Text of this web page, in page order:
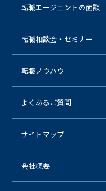
転職エージェントの面談
転職相談会・セミナー
転職ノウハウ
よくあるご質問
サイトマップ
会社概要